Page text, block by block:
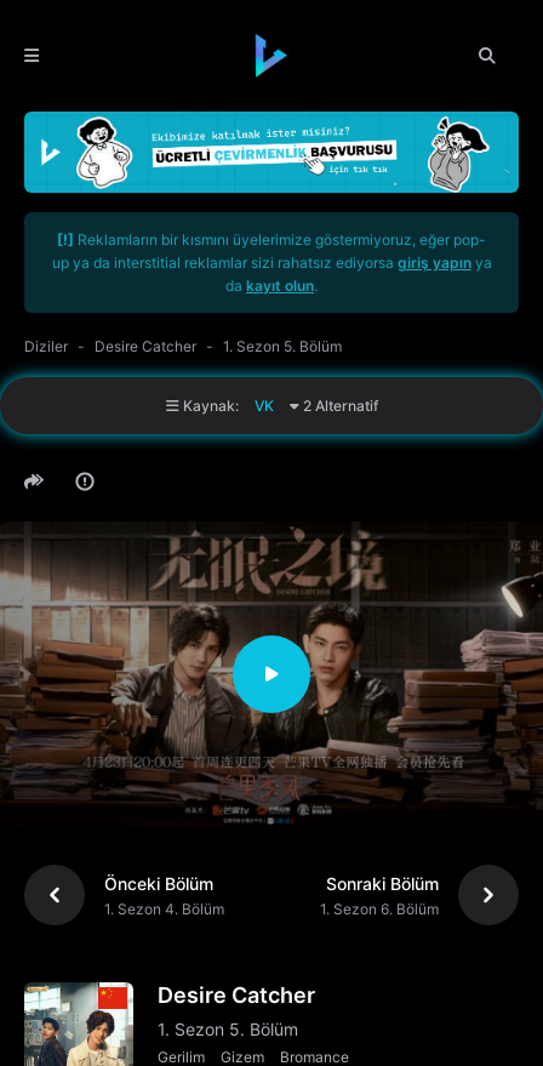
[!] Reklamların bir kısmını üyelerimize göstermiyoruz, eğer pop-
up ya da interstitial reklamlar sizi rahatsız ediyorsa giriş yapınya
da kayıt olun.
Diziler Desire Catcher 1. Sezon 5. Bölüm
Kaynak: VK 2 Alternatif
Önceki Bölüm
1. Sezon 4. Bölüm
Sonraki Bölüm
1. Sezon 6. Bölüm
Desire Catcher
1. Sezon 5. Bölüm
Gerilim Gizem Bromance